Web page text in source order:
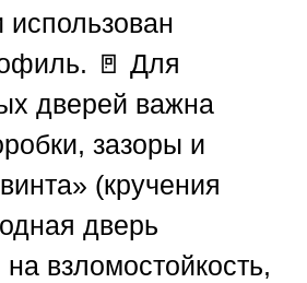
🚪 Для
дверей важна
зазоры и
(кручения
дверь
взломостойкость,